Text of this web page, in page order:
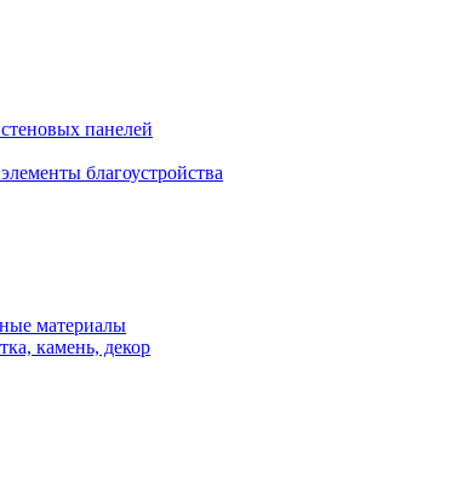
панелей
благоустройства
материалы
камень, декор